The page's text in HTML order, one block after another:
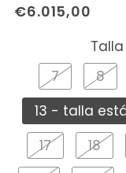
€6.015,00
7
8
13 - talla
17
18